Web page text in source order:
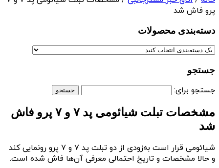
پرو فاش شد
دسته‌بندی‌ محصولات
جستجو
جستجو برای:
مشخصات تبلت شیائومی پد ۷ و ۷ پرو فاش
شد
شیائومی قرار است به‌زودی از دو تبلت پد ۷ و ۷ پرو رونمایی کند
و حالا مشخصات و تاریخ احتمالی معرفی آن‌ها فاش شده است.